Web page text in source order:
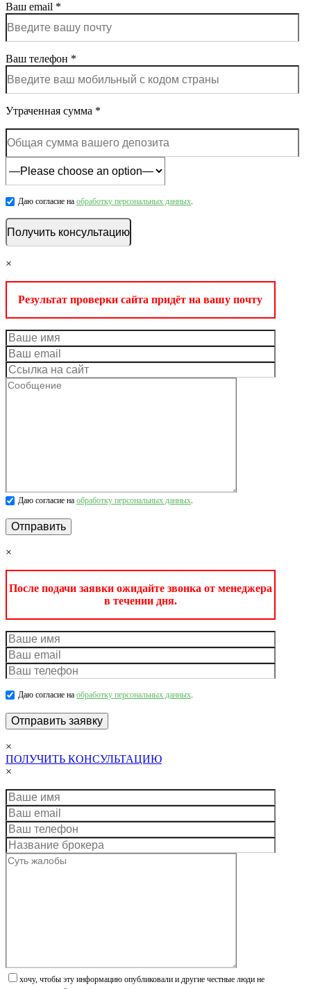
Ваш email *
Ваш телефон *
Утраченная сумма *
Даю согласие на обработку персональных данных.
×
Результат проверки сайта придёт на вашу почту
Даю согласие на обработку персональных данных.
×
После подачи заявки ожидайте звонка от менеджера
в течении дня.
Даю согласие на обработку персональных данных.
×
ПОЛУЧИТЬ КОНСУЛЬТАЦИЮ
×
хочу, чтобы эту информацию опубликовали и другие честные люди не